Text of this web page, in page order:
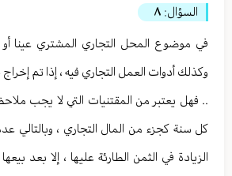
السؤال: ٨
في موضوع المحل التجاري المشتري عينا
وكذلك أدوات العمل التجاري فيه ، إذا تم
.. فهل يعتبر من المقتنيات التي لا يجب
كل سنة كجزء من المال التجاري ،
الزيادة في الثمن الطارئة عليها ، إلا بعد